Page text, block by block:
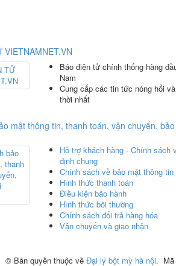
VIETNAMNET.VN
Báo điện tử chính thống hàng
Nam
Cung cấp các tin tức nóng hổi
thời nhất
mật thông tin, thanh toán, vận chuyển,
Hỗ trợ khách hàng - Chính sách
định chung
Chính sách về bảo mật thông tin
Hình thức thanh toán
Điều kiện bảo hành
Hình thức bồi thường
Chính sách đổi trả hàng hóa
Vận chuyển và giao nhận
© Bản quyền thuộc về Đại lý bột mỳ hà nội.